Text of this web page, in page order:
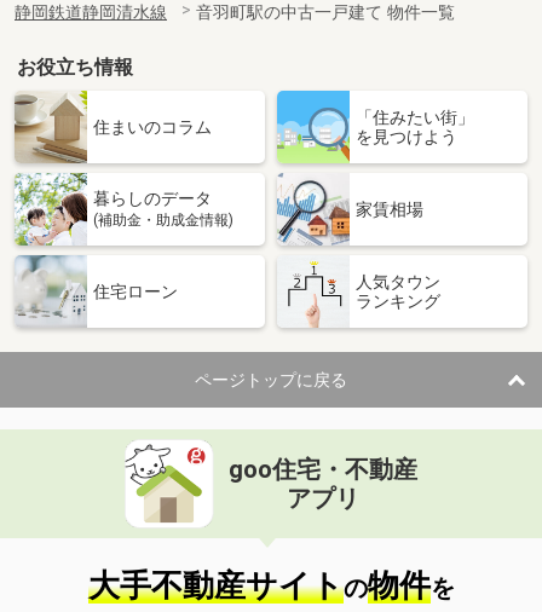
静岡鉄道静岡清水線
音羽町駅の中古一戸建て 物件一覧
お役立ち情報
住まいのコラム
「住みたい街」
を見つけよう
暮らしのデータ
(補助金・助成金情報)
家賃相場
住宅ローン
人気タウン
ランキング
ページトップに戻る
goo住宅・不動産
アプリ
大手不動産サイトの物件を